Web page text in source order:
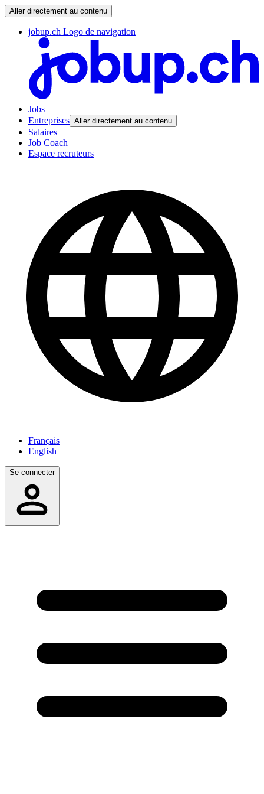
Aller directement au contenu
jobup.ch Logo de navigation
Jobs
Entreprises Aller directement au contenu
Salaires
Job Coach
Espace recruteurs
Français
English
Se connecter